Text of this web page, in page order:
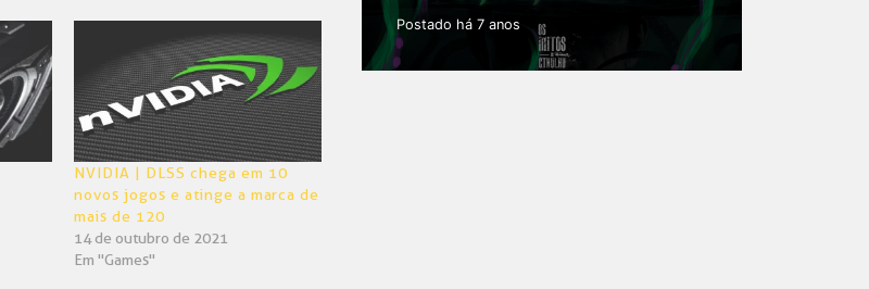
NVIDIA | DLSS chega em 10
novos jogos e atinge a marca de
mais de 120
14 de outubro de 2021
Em "Games"
Postado há 7 anos